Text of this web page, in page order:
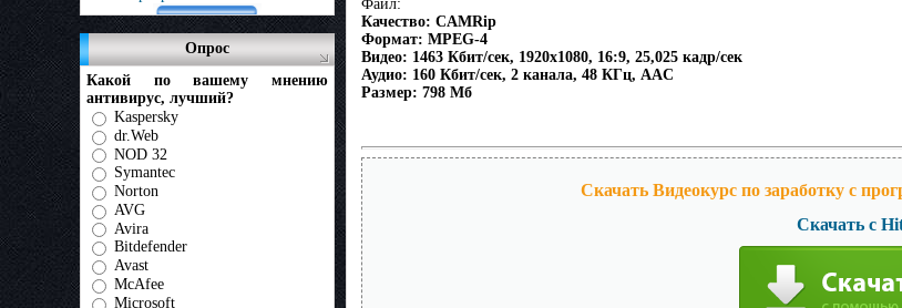
Опрос
Какой по вашему мнению
антивирус, лучший?
Kaspersky
dr.Web
NOD 32
Symantec
Norton
AVG
Avira
Bitdefender
Avast
McAfee
Microsoft
Файл:
Качество: CAMRip
Формат: MPEG-4
Видео: 1463 Кбит/сек, 1920х1080, 16:9, 25,025 кадр/сек
Аудио: 160 Кбит/сек, 2 канала, 48 КГц, AAC
Размер: 798 Мб
Скачать Видеокурс по заработку с
Скачать с